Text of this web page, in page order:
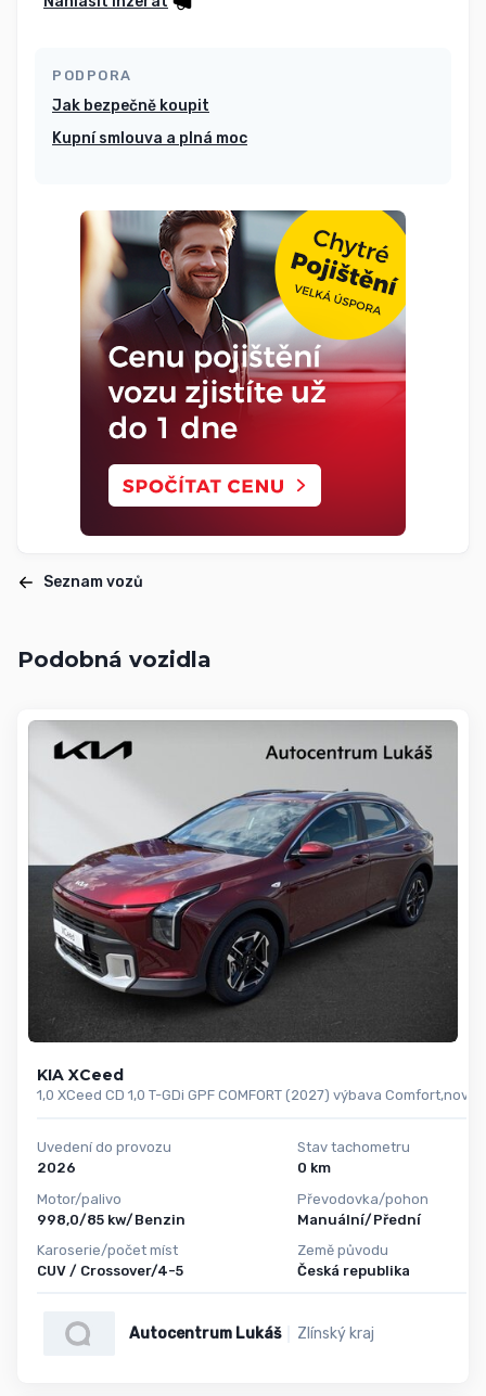
PODPORA
Jak bezpečně koupit
Kupní smlouva a plná moc
Seznam vozů
Podobná vozidla
KIA XCeed
1,0 XCeed CD 1,0 T-GDi GPF COMFORT (2027) výbava
Uvedení do provozu
2026
Motor/palivo
998,0/85 kw/Benzin
Karoserie/počet míst
CUV / Crossover/4-5
Stav tachometru
0 km
Převodovka/pohon
Manuální/Přední
Země původu
Česká republika
Autocentrum Lukáš Zlínský kraj